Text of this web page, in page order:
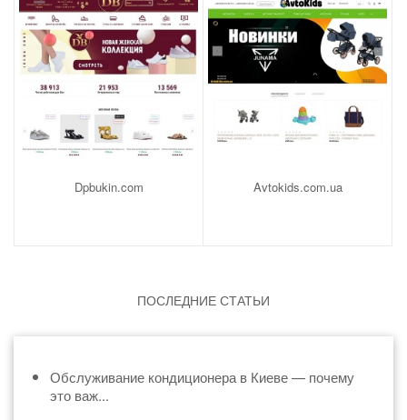
Dpbukin.com Avtokids.com.ua
ПОСЛЕДНИЕ СТАТЬИ
Обслуживание кондиционера в Киеве — почему
это важ...